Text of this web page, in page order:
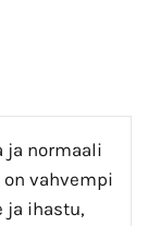
ja normaali
vahvempi
ja ihastu,